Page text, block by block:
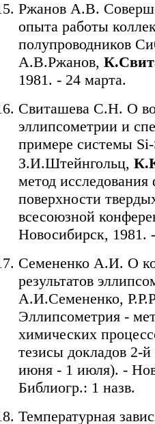
Ржанов А.В.
опыта работы
полупроводников
А.В.Ржанов,
1981. - 24 марта.
Свиташева С.Н. О
эллипсометрии и
примере системы
З.И.Штейнгольц,
метод
поверхности
всесоюзной
Новосибирск, 1981.
Семененко А.И. О
результатов
А.И.Семененко,
Эллипсометрия -
химических
тезисы докладов 2-
июня - 1 июля). -
Библиогр.: 1 назв.
Температурная